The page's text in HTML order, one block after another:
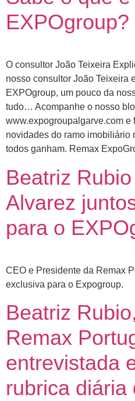
EXPOgroup?
O consultor João Teixeira
nosso consultor João Teixeira
EXPOgroup, um pouco da
tudo… Acompanhe o nosso
www.expogroupalgarve.com e
novidades do ramo imobiliário
todos ganham. Remax
Beatriz
Alvarez
para o
CEO e Presidente da Remax
exclusiva para o Expogroup.
Beatriz
Remax
entrevistada
rubrica diária